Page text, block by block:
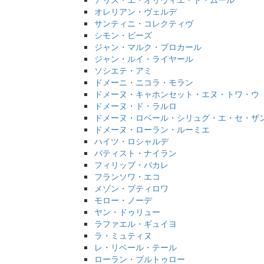
オレリアン・ヴェルデ
サンティニ・コレクティヴ
シモン・ビーズ
ジャン・マルク・ブロカール
ジャン・ルイ・ライヤール
ソシエテ・アミ
ドメーニ・ニコラ・モラン
ドメーヌ・キャホンセット・エヌ・トワ・ウ
ドメーヌ・ド・ラルロ
ドメーヌ・ロベール・シリュグ・エ・セ・ザ
ドメーヌ・ローラン・ルーミエ
ハイツ・ロシャルデ
バティスト・ナイラン
フィリップ・パカレ
フランソワ・エコ
メゾン・プティロワ
モロー・ノーデ
ヤン・ドゥリュー
ラファエル・ギュイヨ
ラ・ミュティヌ
レ・リベール・テール
ローラン・ブルトゥロー